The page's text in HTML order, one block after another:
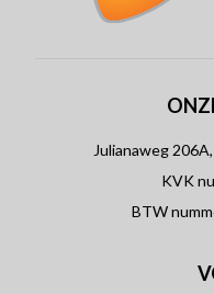
Julianaweg
KVK
BTW